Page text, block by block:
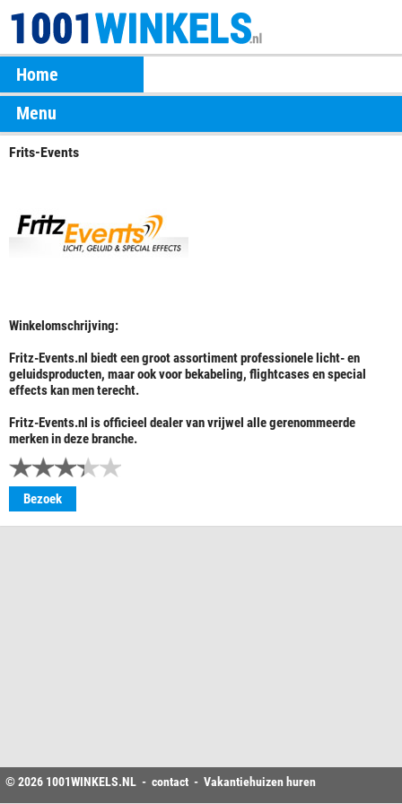
Home
Menu
Frits-Events
Winkelomschrijving:
Fritz-Events.nl biedt een groot assortiment professionele licht- en
geluidsproducten, maar ook voor bekabeling, flightcases en special
effects kan men terecht.
Fritz-Events.nl is officieel dealer van vrijwel alle gerenommeerde
merken in deze branche.
Bezoek
© 2026 1001WINKELS.NL - contact - Vakantiehuizen huren